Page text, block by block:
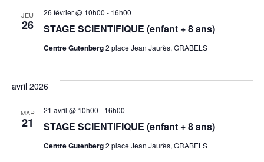
JEU
26 STAGE SCIENTIFIQUE (enfant + 8 ans)
26 février @ 10h00 - 16h00
Centre Gutenberg2 place Jean Jaurès, GRABELS
avril 2026
MAR
21 STAGE SCIENTIFIQUE (enfant + 8 ans)
21 avril @ 10h00 - 16h00
Centre Gutenberg2 place Jean Jaurès, GRABELS